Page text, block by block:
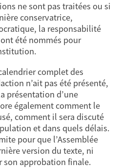
ne sont pas traitées ou si
conservatrice,
la responsabilité
été nommés pour
complet des
n’ait pas été présenté,
présentation d’une
également comment le
comment il sera discuté
et dans quels délais.
pour que l’Assemblée
version du texte, ni
son approbation finale.